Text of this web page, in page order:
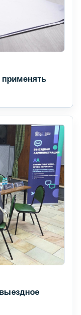
применять